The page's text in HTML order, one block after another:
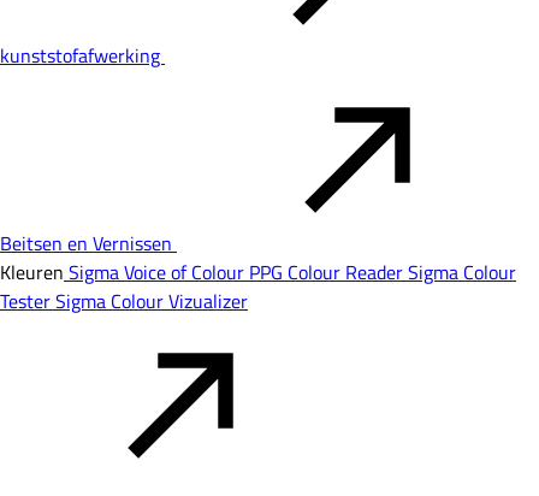
kunststofafwerking
Beitsen en Vernissen
Kleuren Sigma Voice of Colour PPG Colour ReaderSigma Colour
TesterSigma Colour Vizualizer